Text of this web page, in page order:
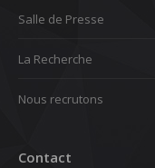
Salle de Presse
La Recherche
Nous recrutons
Contact